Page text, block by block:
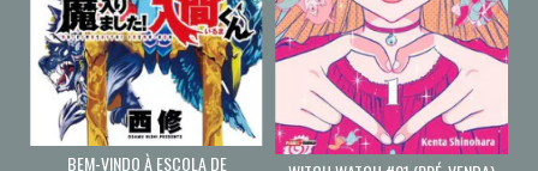
BEM-VINDO À ESCOLA DE